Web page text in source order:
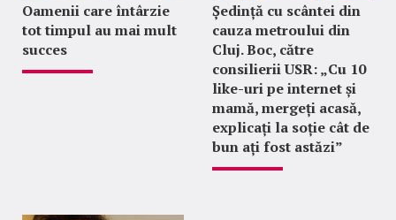
Oamenii care întârzie
tot timpul au mai mult
succes
Ședință cu scântei din
cauza metroului din
Cluj. Boc, către
consilierii USR: „Cu 10
like-uri pe internet și
mamă, mergeți acasă,
explicați la soție cât de
bun ați fost astăzi”